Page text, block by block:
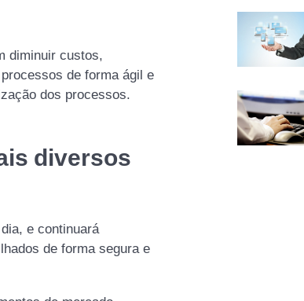
diminuir custos,
de forma ágil e
dos processos.
diversos
e continuará
de forma segura e